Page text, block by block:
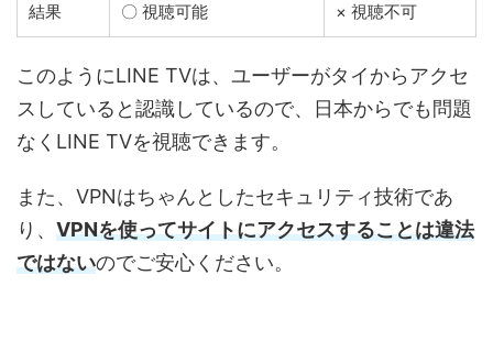
結果 〇 視聴可能 × 視聴不可
このようにLINE TVは、ユーザーがタイからアクセ
スしていると認識しているので、日本からでも問題
なくLINE TVを視聴できます。
また、VPNはちゃんとしたセキュリティ技術であ
り、 VPNを使ってサイトにアクセスすることは違法
ではないのでご安心ください。